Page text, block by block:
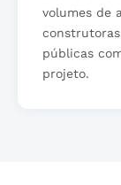
volumes de
públicas
projeto.